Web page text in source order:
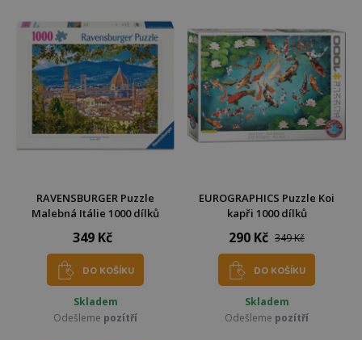
RAVENSBURGER Puzzle
Malebná Itálie 1000 dílků
349 Kč
DO KOŠÍKU
Skladem
Odešleme pozítří
EUROGRAPHICS Puzzle Koi
kapři 1000 dílků
290 Kč 349 Kč
DO KOŠÍKU
Skladem
Odešleme pozítří